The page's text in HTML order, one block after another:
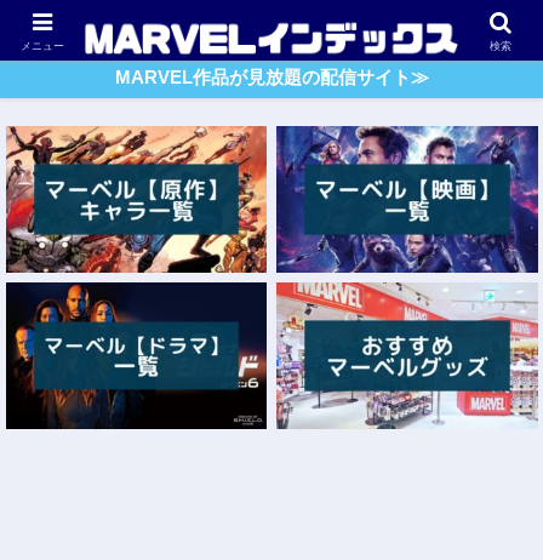
アベンジャーズ スパイダーマン ガーディアンズ・O・G
MARVEL作品が見放題の配信サイト≫
メニュー 検索